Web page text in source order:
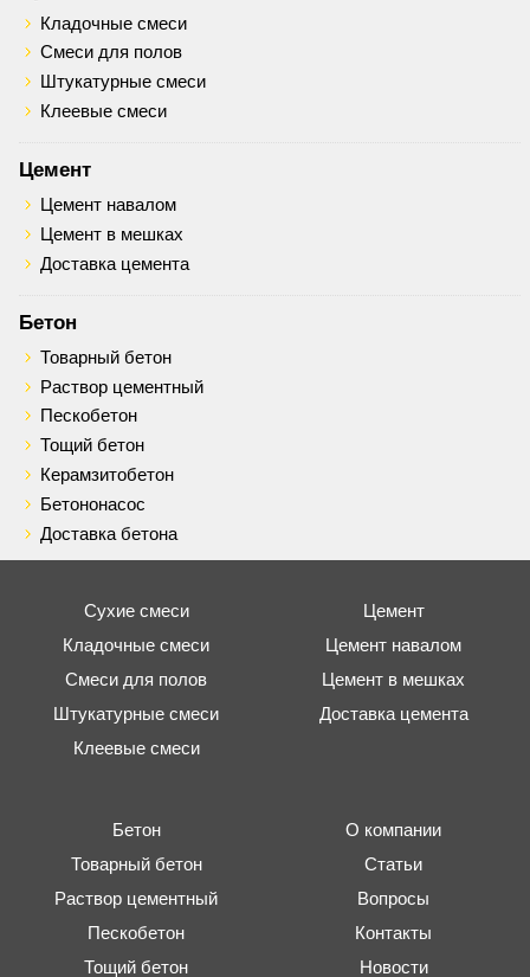
Кладочные смеси
Смеси для полов
Штукатурные смеси
Клеевые смеси
Цемент
Цемент навалом
Цемент в мешках
Доставка цемента
Бетон
Товарный бетон
Раствор цементный
Пескобетон
Тощий бетон
Керамзитобетон
Бетононасос
Доставка бетона
Сухие смеси
Кладочные смеси
Смеси для полов
Штукатурные смеси
Клеевые смеси
Цемент
Цемент навалом
Цемент в мешках
Доставка цемента
Бетон
Товарный бетон
Раствор цементный
Пескобетон
Тощий бетон
О компании
Статьи
Вопросы
Контакты
Новости